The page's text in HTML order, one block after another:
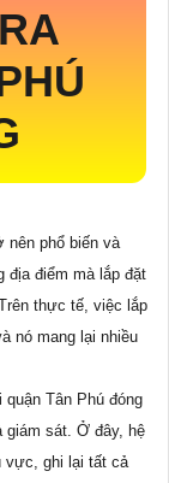
nên phổ biến và
địa điểm mà lắp đặt
thực tế, việc lắp
nó mang lại nhiều
Tân Phú đóng
giám sát. Ở đây, hệ
vực, ghi lại tất cả